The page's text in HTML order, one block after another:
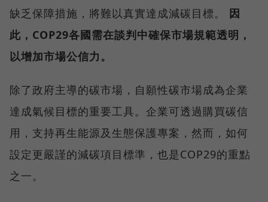
缺乏保障措施，將難以真實達成減碳目標。 因
此，COP29各國需在談判中確保市場規範透明，
以增加市場公信力。
除了政府主導的碳市場，自願性碳市場成為企業
達成氣候目標的重要工具。企業可透過購買碳信
用，支持再生能源及生態保護專案，然而，如何
設定更嚴謹的減碳項目標準，也是COP29的重點
之一。